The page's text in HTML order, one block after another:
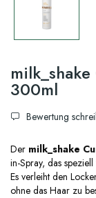
300ml
Bewertung
Der milk_shake
in-Spray, das
Es verleiht den
ohne das Haar zu